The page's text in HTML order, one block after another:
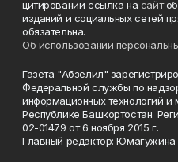
цитировании ссылка на сайт
изданий и социальных сетей
обязательна.
Об использовании
Газета "Абзелил"
Федеральной службы по
информационных технологий
Республике Башкортостан.
02-01479 от 6 ноября 2015 г.
Главный редактор: Юмагужина